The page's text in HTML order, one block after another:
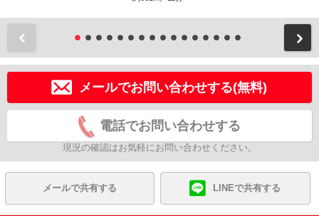
メールでお問い合わせする(無料)
電話でお問い合わせする
現況の確認はお気軽にお問い合わせください。
メールで共有する LINEで共有する